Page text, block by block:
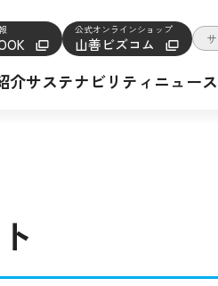
公式オンラインショップ
山善ビズコム 検
介サステナビリティ ニュース